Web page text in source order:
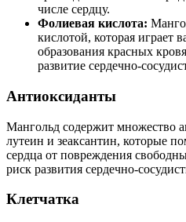
числе сердцу.
Фолиевая кислота:
кислотой, которая играет
образования красных
развитие сердечно-
Антиоксиданты
Мангольд содержит множество
лутеин и зеаксантин, которые
сердца от повреждения
риск развития сердечно-
Клетчатка